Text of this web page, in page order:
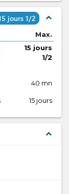
jours 1/2 expand_less
Max.
15 jours
1/2
40 mn
15 jours
expand_less